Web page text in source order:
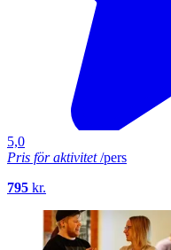
5,0
Pris för aktivitet/pers
795 kr.